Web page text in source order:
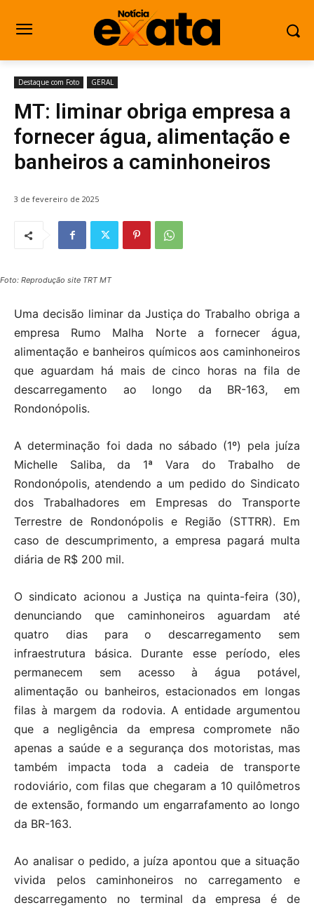
Destaque com Foto GERAL
MT: liminar obriga empresa a
fornecer água, alimentação e
banheiros a caminhoneiros
3 de fevereiro de 2025
Foto: Reprodução site TRT MT
Uma decisão liminar da Justiça do Trabalho obriga a
empresa Rumo Malha Norte a fornecer água,
alimentação e banheiros químicos aos caminhoneiros
que aguardam há mais de cinco horas na fila de
descarregamento ao longo da BR-163, em
Rondonópolis.
A determinação foi dada no sábado (1º) pela juíza
Michelle Saliba, da 1ª Vara do Trabalho de
Rondonópolis, atendendo a um pedido do Sindicato
dos Trabalhadores em Empresas do Transporte
Terrestre de Rondonópolis e Região (STTRR). Em
caso de descumprimento, a empresa pagará multa
diária de R$ 200 mil.
O sindicato acionou a Justiça na quinta-feira (30),
denunciando que caminhoneiros aguardam até
quatro dias para o descarregamento sem
infraestrutura básica. Durante esse período, eles
permanecem sem acesso à água potável,
alimentação ou banheiros, estacionados em longas
filas à margem da rodovia. A entidade argumentou
que a negligência da empresa compromete não
apenas a saúde e a segurança dos motoristas, mas
também impacta toda a cadeia de transporte
rodoviário, com filas que chegaram a 10 quilômetros
de extensão, formando um engarrafamento ao longo
da BR-163.
Ao analisar o pedido, a juíza apontou que a situação
vivida pelos caminhoneiros no carregamento e
descarregamento no terminal da empresa é de